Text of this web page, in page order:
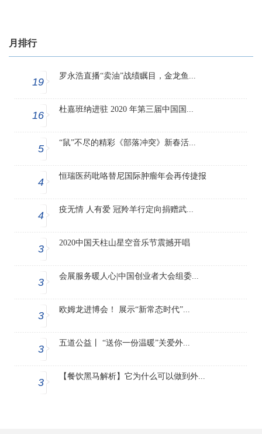
月排行
19
罗永浩直播“卖油”战绩瞩目，金龙鱼...
16
杜嘉班纳进驻 2020 年第三届中国国...
5
“鼠”不尽的精彩《部落冲突》新春活...
4
恒瑞医药吡咯替尼国际肿瘤年会再传捷报
4
疫无情 人有爱 冠羚羊行定向捐赠武...
3
2020中国天柱山星空音乐节震撼开唱
3
会展服务暖人心|中国创业者大会组委...
3
欧姆龙进博会！ 展示“新常态时代”...
3
五道公益丨 “送你一份温暖”关爱外...
3
【餐饮黑马解析】它为什么可以做到外...